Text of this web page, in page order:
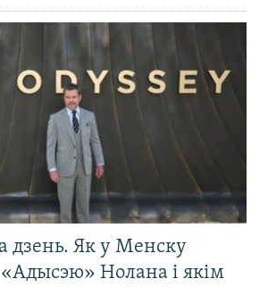
дзень. Як у Менску
Нолана і якім